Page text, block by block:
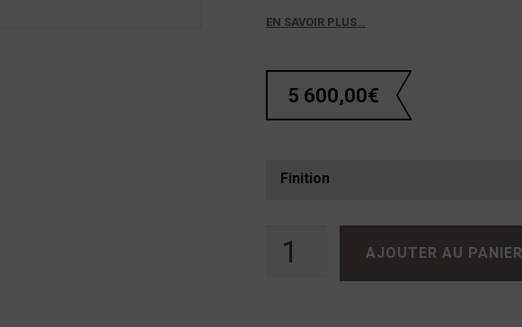
EN SAVOIR PLUS…
5 600,00€
Finition
AJOUTER AU PANIER